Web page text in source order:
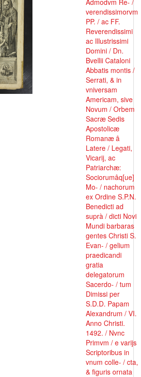
Admodvm Re- /
verendissimorvm
PP. / ac FF.
Reverendissimi
ac Illustrissimi
Domini / Dn.
Bvellii Cataloni
Abbatis montis /
Serrati, & in
vniversam
Americam, sive
Novum / Orbem
Sacræ Sedis
Apostolicæ
Romanæ â
Latere / Legati,
Vicarij, ac
Patriarchæ:
Sociorumâq[ue]
Mo- / nachorum
ex Ordine S.P.N.
Benedicti ad
suprà / dicti Novi
Mundi barbaras
gentes Christi S.
Evan- / gelium
praedicandi
gratia
delegatorum
Sacerdo- / tum
Dimissi per
S.D.D. Papam
Alexandrum / VI.
Anno Christi.
1492. / Nvnc
Primvm / e varijs
Scriptoribus in
vnum colle- / cta,
& figuris ornata